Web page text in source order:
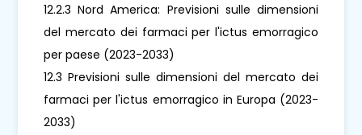
12.2.3 Nord America: Previsioni sulle dimensioni
del mercato dei farmaci per l'ictus emorragico
per paese (2023-2033)
12.3 Previsioni sulle dimensioni del mercato dei
farmaci per l'ictus emorragico in Europa (2023-
2033)